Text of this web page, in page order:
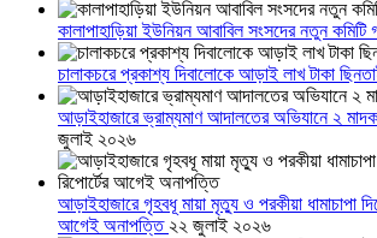
কালাপাহাড়িয়া ইউনিয়ন আবাবিল সংসদের নতুন কমিটি
চালাকচরে প্রকাশ্য দিবালোকে আড়াই লাখ টাকা
আড়াইহাজারে ভ্রাম্যমাণ আদালতের অভিযানে ২ মাদক
জুলাই ২০২৬
আড়াইহাজারে গৃহবধূ মায়া মৃত্যু ও পরকীয়া ধামাচাপা
আগেই অনাপত্তি ২২ জুলাই ২০২৬